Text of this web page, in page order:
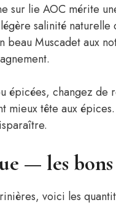
sur lie AOC mérite
salinité
beau Muscadet aux
épicées, changez
mieux tête aux
— les bons
voici les